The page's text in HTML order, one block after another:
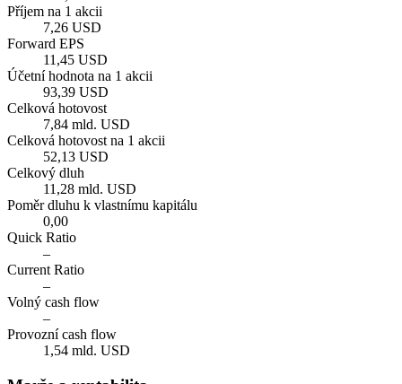
Příjem na 1 akcii
7,26 USD
Forward EPS
11,45 USD
Účetní hodnota na 1 akcii
93,39 USD
Celková hotovost
7,84 mld. USD
Celková hotovost na 1 akcii
52,13 USD
Celkový dluh
11,28 mld. USD
Poměr dluhu k vlastnímu kapitálu
0,00
Quick Ratio
–
Current Ratio
–
Volný cash flow
–
Provozní cash flow
1,54 mld. USD